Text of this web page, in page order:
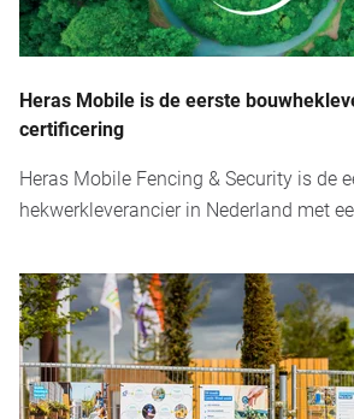
Heras Mobile is de eerste
certificering
Heras Mobile Fencing & Security is de
hekwerkleverancier in Nederland met